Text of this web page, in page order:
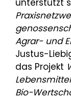
unterstützt
Agrar- und
Justus-
das Projekt
Bio-